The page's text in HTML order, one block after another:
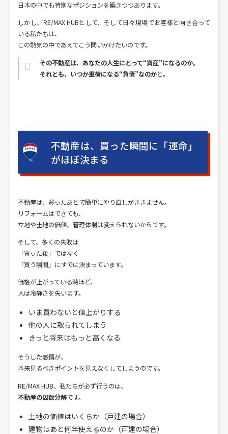
日本の中でも特別なポジションを築きつつあります。
しかし、RE/MAX HUBとして、そして日々現場でお客様と向き合って
いる私たちは、
この熱気の中であえてこう問いかけたいのです。
その不動産は、あなたの人生にとって“資産”になるのか。
それとも、いつか重荷になる“負債”なのかと。
不動産は、買った瞬間に「運命」
がほぼ決まる
不動産は、買ったあとで簡単にやり直しがききません。
リフォームはできても、
立地や土地の価値、管理体制は変えられないからです。
そして、多くの失敗は
「買った後」ではなく
「買う瞬間」にすでに決まっています。
価格が上がっている時ほど、
人は冷静さを失います。
いま買わないと値上がりする
他の人に取られてしまう
きっと将来はもっと高くなる
そうした感情が、
本来見るべきポイントを見えなくしてしまうのです。
RE/MAX HUB、私たちが必ず行うのは、
不動産の因数分解です。
土地の価値はいくらか（戸建の場合）
建物はあと何年使えるのか（戸建の場合）